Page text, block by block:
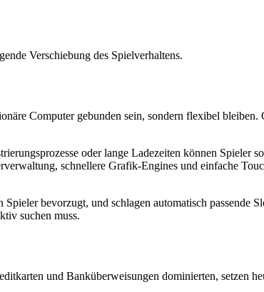
Verschiebung des Spielverhaltens.
Computer gebunden sein, sondern flexibel bleiben.
oder lange Ladezeiten können Spieler
schnellere Grafik-Engines und einfache
bevorzugt, und schlagen automatisch passende
suchen muss.
und Banküberweisungen dominierten, setzen